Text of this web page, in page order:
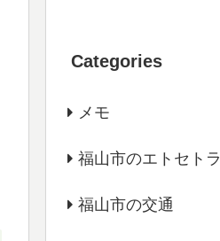
Categories
メモ
福山市のエトセトラ
福山市の交通